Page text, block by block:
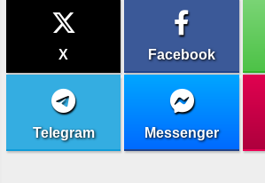
X Facebook
Telegram Messenger